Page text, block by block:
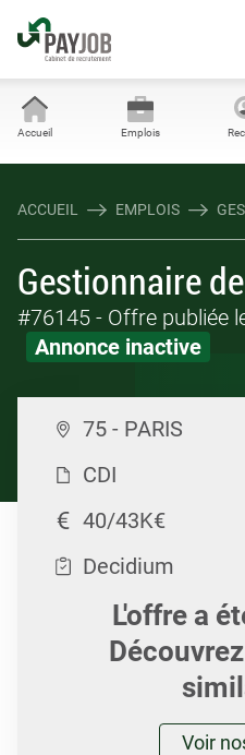
Accueil Emplois
ACCUEIL EMPLOIS
Gestionnaire
#76145 - Offre publiée
Annonce inactive
75 - PARIS
CDI
40/43K€
Decidium
L'offre a
Voir